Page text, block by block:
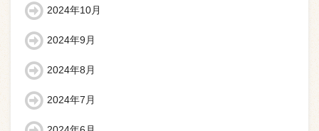
2024年10月
2024年9月
2024年8月
2024年7月